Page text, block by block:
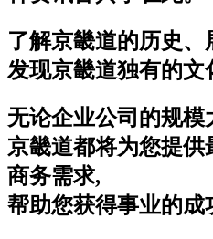
了解京畿道的历史、
发现京畿道独有的文
无论企业公司的规模
京畿道都将为您提
商务需求,
帮助您获得事业的成